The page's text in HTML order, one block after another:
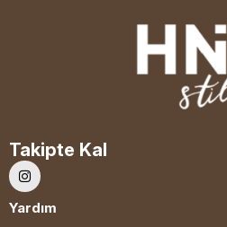
Takipte Kal
Yardım